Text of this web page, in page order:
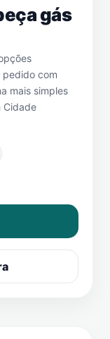
gás
pedido com
mais simples
Cidade